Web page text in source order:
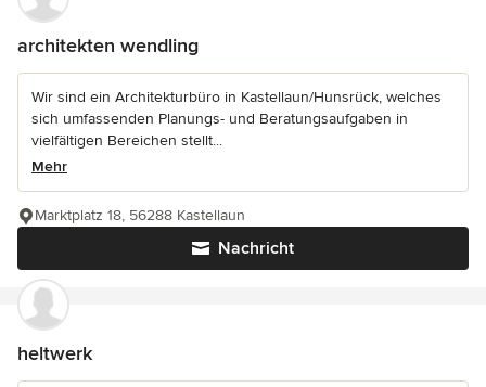
architekten wendling
Wir sind ein Architekturbüro in Kastellaun/Hunsrück, welches
sich umfassenden Planungs- und Beratungsaufgaben in
vielfältigen Bereichen stellt...
Mehr
Nachricht
Marktplatz 18, 56288 Kastellaun
heltwerk